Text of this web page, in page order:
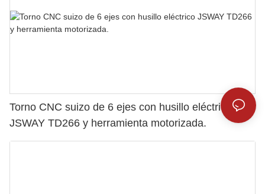
Torno CNC suizo de 6 ejes con husillo eléctrico
JSWAY TD266 y herramienta motorizada.